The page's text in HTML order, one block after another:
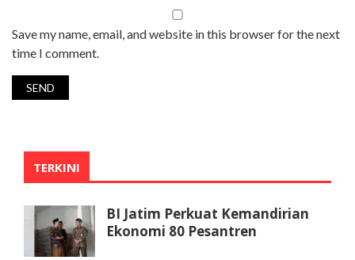
Save my name, email, and website in this browser for the next
time I comment.
TERKINI
BI Jatim Perkuat Kemandirian
Ekonomi 80 Pesantren